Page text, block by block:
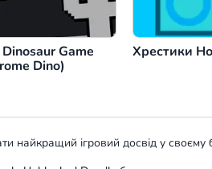
Game
Dino)
Хрестики
ігровий досвід у своєму